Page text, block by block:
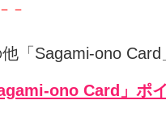
－
「Sagami-ono
ono Card」ポ